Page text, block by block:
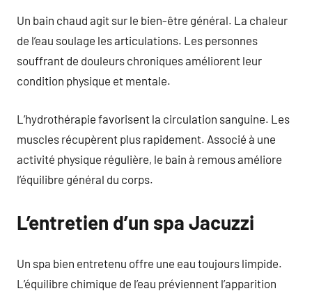
Un bain chaud agit sur le bien-être général. La chaleur
de l’eau soulage les articulations. Les personnes
souffrant de douleurs chroniques améliorent leur
condition physique et mentale.
L’hydrothérapie favorisent la circulation sanguine. Les
muscles récupèrent plus rapidement. Associé à une
activité physique régulière, le bain à remous améliore
l’équilibre général du corps.
L’entretien d’un spa Jacuzzi
Un spa bien entretenu offre une eau toujours limpide.
L’équilibre chimique de l’eau préviennent l’apparition